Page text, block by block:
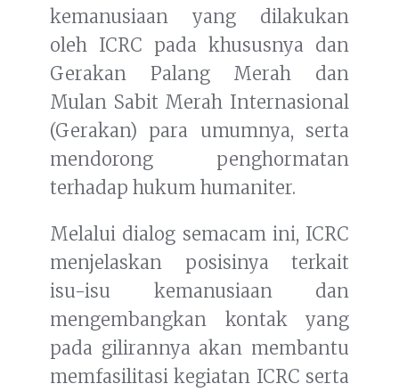
kemanusiaan yang dilakukan
oleh ICRC pada khususnya dan
Gerakan Palang Merah dan
Mulan Sabit Merah Internasional
(Gerakan) para umumnya, serta
mendorong penghormatan
terhadap hukum humaniter.
Melalui dialog semacam ini, ICRC
menjelaskan posisinya terkait
isu-isu kemanusiaan dan
mengembangkan kontak yang
pada gilirannya akan membantu
memfasilitasi kegiatan ICRC serta